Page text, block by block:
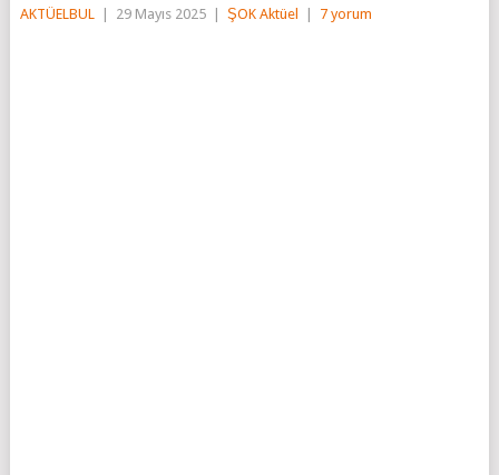
AKTÜELBUL 29 Mayıs 2025 ŞOK Aktüel 7 yorum